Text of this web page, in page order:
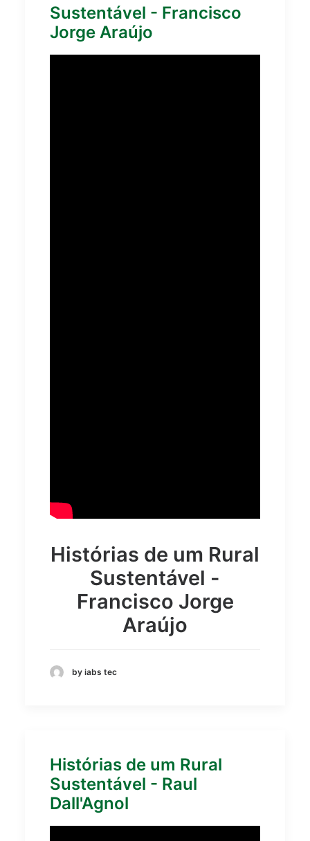
Sustentável - Francisco
Jorge Araújo
Histórias de um Rural
Sustentável -
Francisco Jorge
Araújo
by iabs tec
Histórias de um Rural
Sustentável - Raul
Dall'Agnol